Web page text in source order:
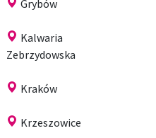
Grybów
Kalwaria
Zebrzydowska
Kraków
Krzeszowice